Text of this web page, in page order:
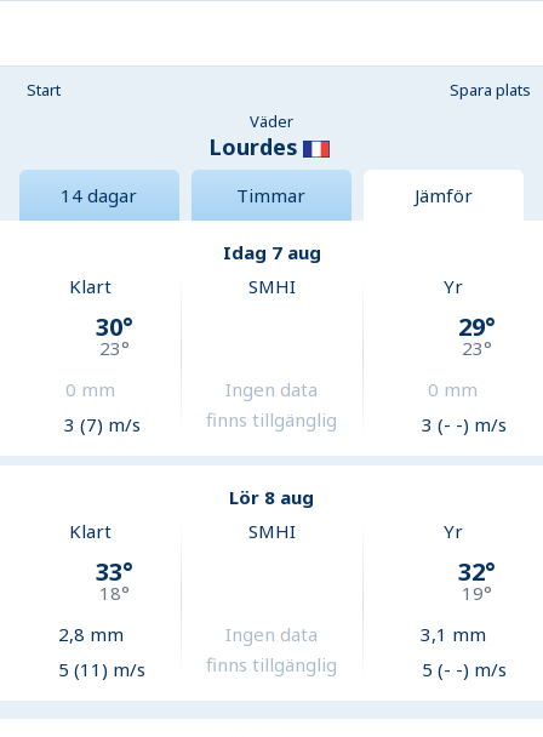
Start
Spara plats
Väder
Lourdes
14 dagar Timmar Jämför
Idag 7 aug
Klart
30°
23°
0 mm
3 (7) m/s
SMHI
Ingen data
finns tillgänglig
Yr
29°
23°
0 mm
3 (- -) m/s
Lör 8 aug
Klart
33°
18°
2,8 mm
5 (11) m/s
SMHI
Ingen data
finns tillgänglig
Yr
32°
19°
3,1 mm
5 (- -) m/s